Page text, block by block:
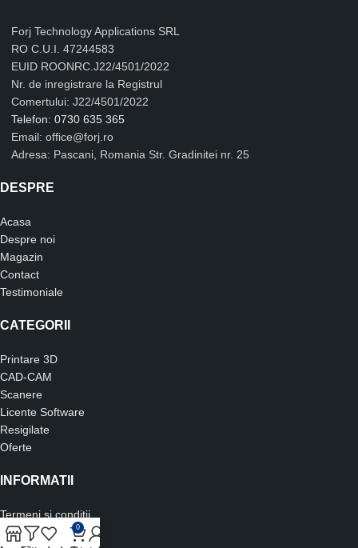
Forj Technology Applications SRL
RO C.U.I. 47244583
EUID ROONRC.J22/4501/2022
Nr. de inregistrare la Registrul
Comertului: J22/4501/2022
Telefon: 0730 635 365
Email: office@forj.ro
Adresa: Pascani, Romania Str. Gradinitei nr. 25
DESPRE
Acasa
Despre noi
Magazin
Contact
Testimoniale
CATEGORII
Printare 3D
CAD-CAM
Scanere
Licente Software
Resigilate
Oferte
INFORMATII
Termeni si conditii
Politica de retur0